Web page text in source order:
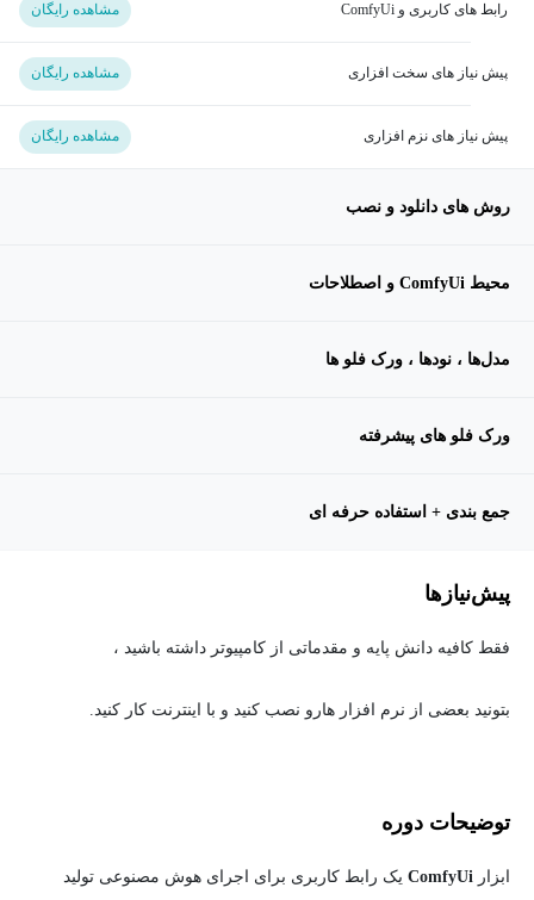
رابط های کاربری و ComfyUi مشاهده رایگان
پیش نیاز های سخت افزاری مشاهده رایگان
پیش نیاز های نزم افزاری مشاهده رایگان
روش های دانلود و نصب
محیط ComfyUi و اصطلاحات
مدل‌ها ، نودها ، ورک فلو ها
ورک فلو های پیشرفته
جمع بندی + استفاده حرفه ای
پیش‌نیاز‌ها
فقط کافیه دانش پایه و مقدماتی از کامپیوتر داشته باشید ،
بتونید بعضی از نرم افزار هارو نصب کنید و با اینترنت کار کنید.
توضیحات دوره
ابزار ComfyUi یک رابط کاربری برای اجرای هوش مصنوعی تولید